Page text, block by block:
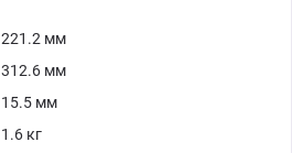
221.2 мм
312.6 мм
15.5 мм
1.6 кг